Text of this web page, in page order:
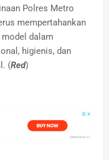
Polres Metro
mempertahankan
dalam
higienis, dan
(Red)